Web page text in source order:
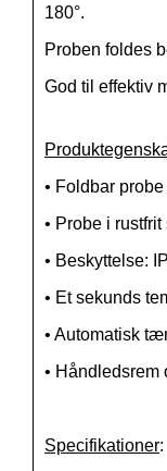
180°.
Proben foldes
God til effektiv
• Foldbar probe
• Probe i rustfrit
• Beskyttelse:
• Et sekunds
• Automatisk
• Håndledsrem
Specifikationer: